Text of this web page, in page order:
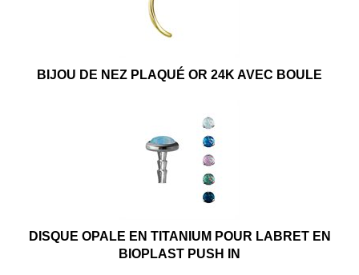
BIJOU DE NEZ PLAQUÉ OR 24K AVEC BOULE
DISQUE OPALE EN TITANIUM POUR LABRET EN
BIOPLAST PUSH IN